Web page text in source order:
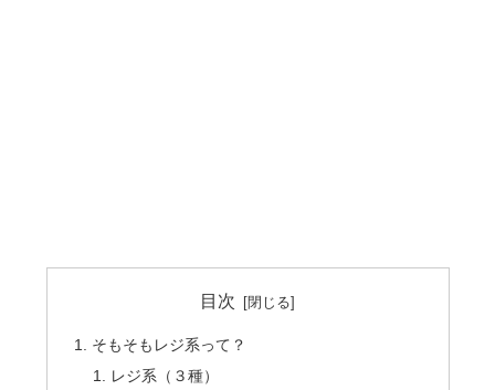
目次
そもそもレジ系って？
レジ系（３種）